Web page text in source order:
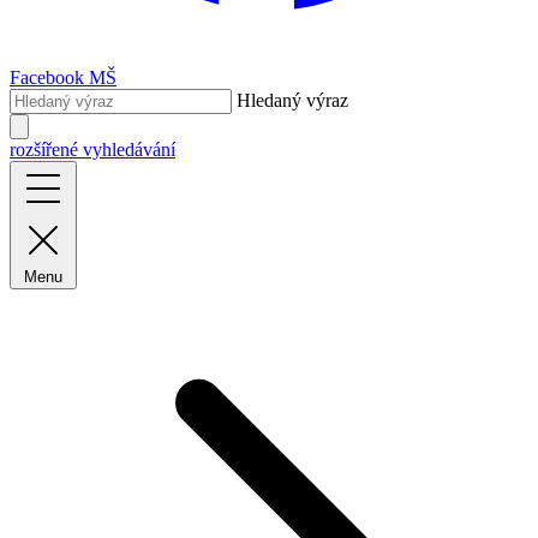
Facebook MŠ
Hledaný výraz
rozšířené vyhledávání
Menu